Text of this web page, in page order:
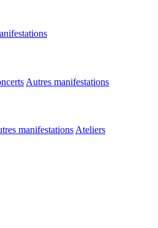
Autres manifestations
manifestations Ateliers